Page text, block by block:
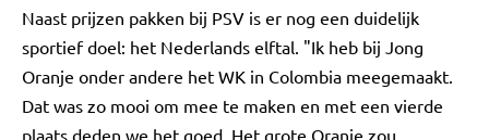
Naast prijzen pakken bij PSV is er nog een duidelijk
sportief doel: het Nederlands elftal. "Ik heb bij Jong
Oranje onder andere het WK in Colombia meegemaakt.
Dat was zo mooi om mee te maken en met een vierde
plaats deden we het goed. Het grote Oranje zou